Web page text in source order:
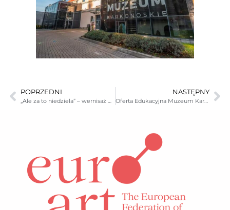
POPRZEDNI
„Ale za to niedziela” – wernisaż wystawy
NASTĘPNY
Oferta Edukacyjna Muzeum Karkonoskiego